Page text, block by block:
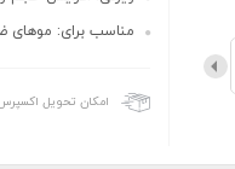
مناسب برای: موهای
امکان تحویل